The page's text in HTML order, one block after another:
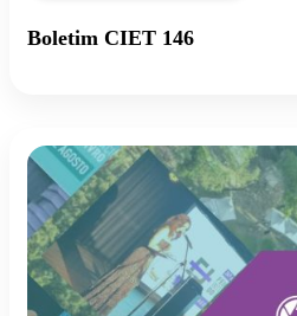
Boletim CIET 146